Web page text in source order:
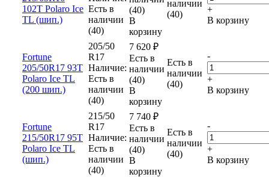
102T Polaro Ice
TL (шип.)
Есть в
наличии
(40)
(40)
В
корзину
наличии
(40)
+
В корзину
Fortune
205/50R17 93T
Polaro Ice TL
(200 шип.)
205/50
R17
Наличие:
Есть в
наличии
(40)
7 620 ₽
Есть в
наличии
(40)
В
корзину
Есть в
наличии
(40)
-
+
В корзину
Fortune
215/50R17 95T
Polaro Ice TL
(шип.)
215/50
R17
Наличие:
Есть в
наличии
(40)
7 740 ₽
Есть в
наличии
(40)
В
корзину
Есть в
наличии
(40)
-
+
В корзину